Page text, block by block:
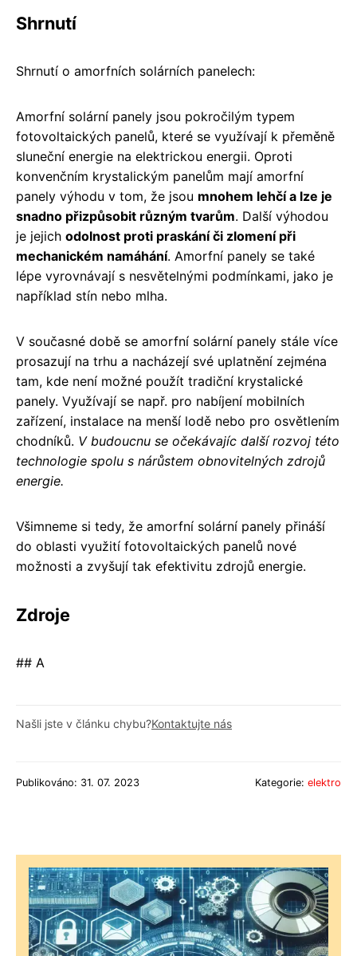
Shrnutí
Shrnutí o amorfních solárních panelech:
Amorfní solární panely jsou pokročilým typem
fotovoltaických panelů, které se využívají k přeměně
sluneční energie na elektrickou energii. Oproti
konvenčním krystalickým panelům mají amorfní
panely výhodu v tom, že jsou mnohem lehčí a lze je
snadno přizpůsobit různým tvarům. Další výhodou
je jejich odolnost proti praskání či zlomení při
mechanickém namáhání. Amorfní panely se také
lépe vyrovnávají s nesvětelnými podmínkami, jako je
například stín nebo mlha.
V současné době se amorfní solární panely stále více
prosazují na trhu a nacházejí své uplatnění zejména
tam, kde není možné použít tradiční krystalické
panely. Využívají se např. pro nabíjení mobilních
zařízení, instalace na menší lodě nebo pro osvětlením
chodníků. V budoucnu se očekávajíc další rozvoj této
technologie spolu s nárůstem obnovitelných zdrojů
energie.
Všimneme si tedy, že amorfní solární panely přináší
do oblasti využití fotovoltaických panelů nové
možnosti a zvyšují tak efektivitu zdrojů energie.
Zdroje
## A
Našli jste v článku chybu?Kontaktujte nás
Publikováno: 31. 07. 2023 Kategorie: elektro